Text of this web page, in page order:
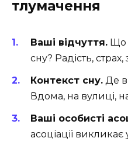
тлумачення
Ваші відчуття. Що
сну? Радість,
Контекст сну. Де
Вдома, на вулиці,
Ваші особисті
асоціації